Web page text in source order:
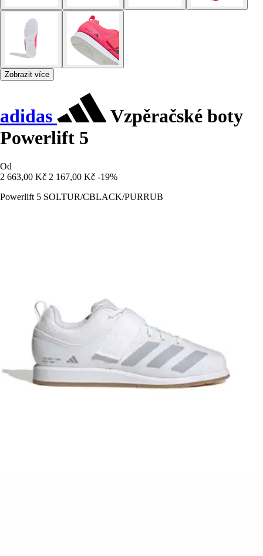
Zobrazit více
adidas
Vzpěračské boty
Powerlift 5
Od
2 663,00 Kč 2 167,00 Kč -19%
Powerlift 5 SOLTUR/CBLACK/PURRUB